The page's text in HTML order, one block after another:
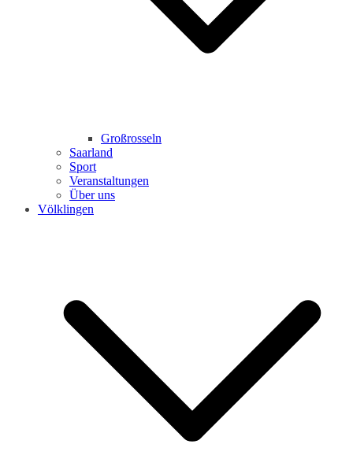
Großrosseln
Saarland
Sport
Veranstaltungen
Über uns
Völklingen